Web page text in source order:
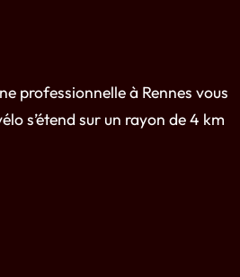
professionnelle à Rennes vous
s’étend sur un rayon de 4 km